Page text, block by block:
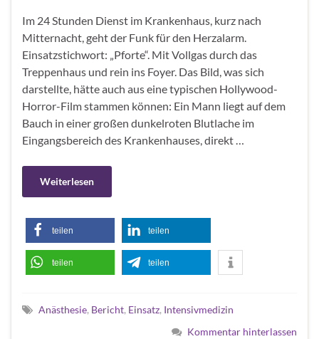
Im 24 Stunden Dienst im Krankenhaus, kurz nach
Mitternacht, geht der Funk für den Herzalarm.
Einsatzstichwort: „Pforte“. Mit Vollgas durch das
Treppenhaus und rein ins Foyer. Das Bild, was sich
darstellte, hätte auch aus eine typischen Hollywood-
Horror-Film stammen können: Ein Mann liegt auf dem
Bauch in einer großen dunkelroten Blutlache im
Eingangsbereich des Krankenhauses, direkt …
Weiterlesen
teilen teilen
teilen teilen
Anästhesie, Bericht, Einsatz, Intensivmedizin
Kommentar hinterlassen